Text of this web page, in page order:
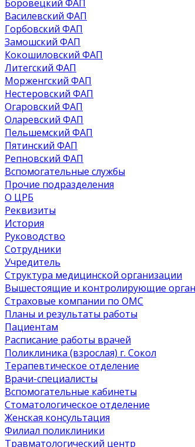
Боровецкий ФАП
Василевский ФАП
Горбовский ФАП
Замошский ФАП
Кокошиловский ФАП
Литегский ФАП
Морженгский ФАП
Нестеровский ФАП
Огаровский ФАП
Оларевский ФАП
Пельшемский ФАП
Пятинский ФАП
Репновский ФАП
Вспомогательные службы
Прочие подразделения
О ЦРБ
Реквизиты
История
Руководство
Сотрудники
Учредитель
Структура медицинской организации
Вышестоящие и контролирующие
Страховые компании по ОМС
Планы и результаты работы
Пациентам
Расписание работы врачей
Поликлиника (взрослая) г. Сокол
Терапевтическое отделение
Врачи-специалисты
Вспомогательные кабинеты
Стоматологическое отделение
Женская консультация
Филиал поликлиники
Травматологический центр